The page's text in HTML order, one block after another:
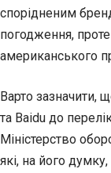
спорідненим
погодження,
американського
Варто зазначити,
та Baidu до
Міністерство
які, на його